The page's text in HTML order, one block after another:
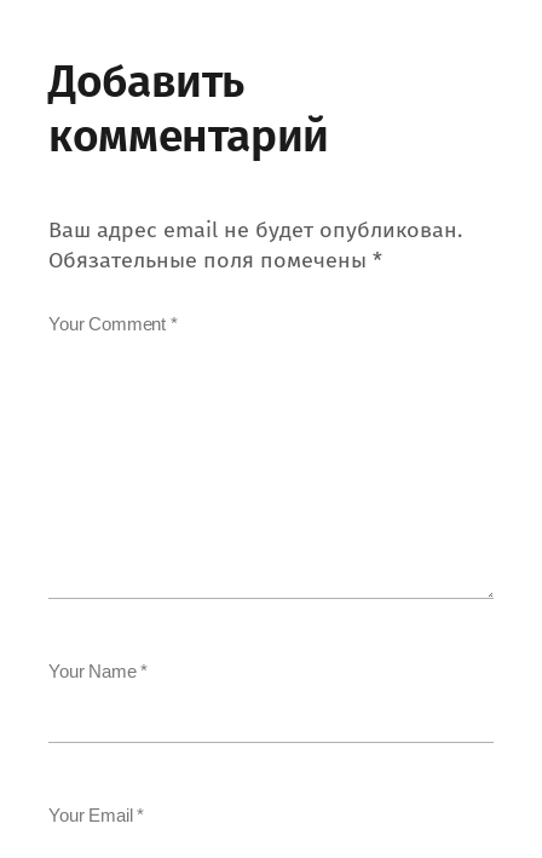
Добавить
комментарий
Ваш адрес email не будет опубликован.
Обязательные поля помечены *
Your Comment *
Your Name *
Your Email *